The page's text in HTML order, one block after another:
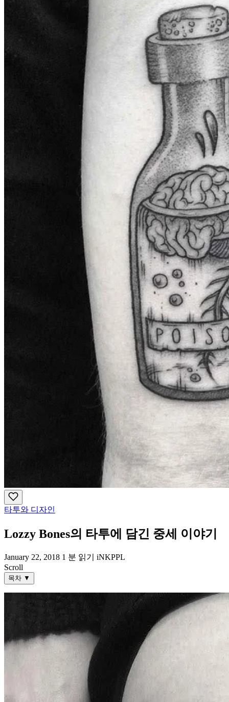
타투와 디자인
Lozzy Bones의 타투에 담긴 중세 이야기
January 22, 2018 1 분 읽기
iNKPPL
Scroll
목차 ▼